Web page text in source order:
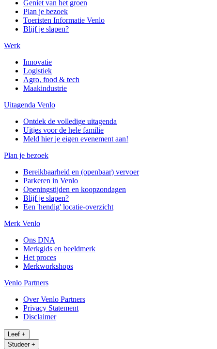
Geniet van het groen
Plan je bezoek
Toeristen Informatie Venlo
Blijf je slapen?
Werk
Innovatie
Logistiek
Agro, food & tech
Maakindustrie
Uitagenda Venlo
Ontdek de volledige uitagenda
Uitjes voor de hele familie
Meld hier je eigen evenement aan!
Plan je bezoek
Bereikbaarheid en (openbaar) vervoer
Parkeren in Venlo
Openingstijden en koopzondagen
Blijf je slapen?
Een 'hendig' locatie-overzicht
Merk Venlo
Ons DNA
Merkgids en beeldmerk
Het proces
Merkworkshops
Venlo Partners
Over Venlo Partners
Privacy Statement
Disclaimer
Leef +
Studeer +